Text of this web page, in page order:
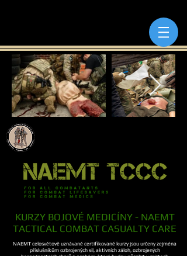
KURZY BOJOVÉ MEDICÍNY - NAEMT
TACTICAL COMBAT CASUALTY CARE
NAEMT celosvětově uznávané certifikované kurzy jsou určeny zejména
příslušníkům ozbrojených sil, aktivních záloh, ozbrojených